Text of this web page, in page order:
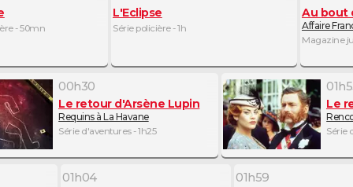
- 50mn
L'Eclipse
Série policière - 1h
Au bout
Affaire
Magazine
00h30
Le retour d'Arsène Lupin
Requins à La Havane
Série d'aventures - 1h25
Le
Série
01h04
01h59